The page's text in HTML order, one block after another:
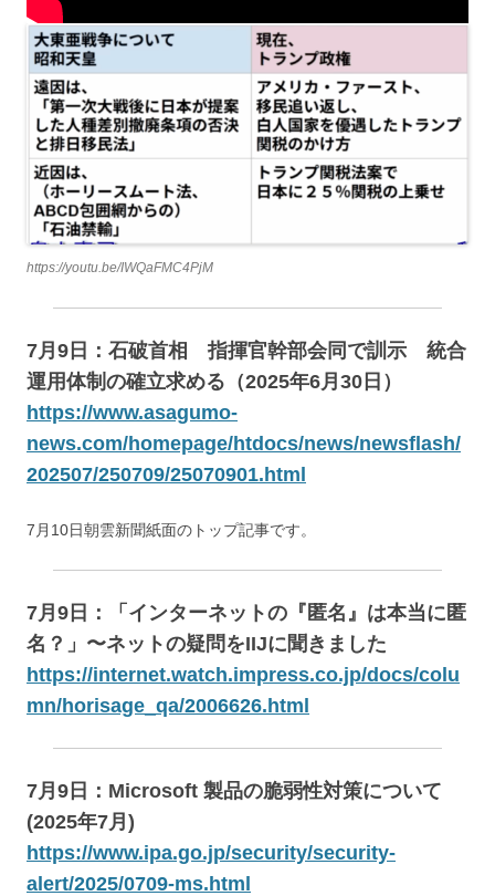
https://youtu.be/IWQaFMC4PjM
7月9日：石破首相 指揮官幹部会同で訓示 統合
運用体制の確立求める（2025年6月30日）
https://www.asagumo-
news.com/homepage/htdocs/news/newsflash/
202507/250709/25070901.html
7月10日朝雲新聞紙面のトップ記事です。
7月9日：「インターネットの『匿名』は本当に匿
名？」〜ネットの疑問をIIJに聞きました
https://internet.watch.impress.co.jp/docs/colu
mn/horisage_qa/2006626.html
7月9日：Microsoft 製品の脆弱性対策について
(2025年7月)
https://www.ipa.go.jp/security/security-
alert/2025/0709-ms.html